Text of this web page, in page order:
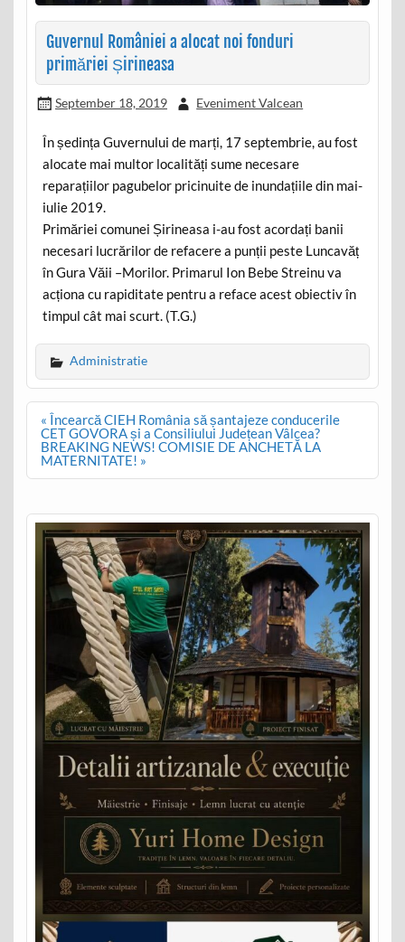
Guvernul României a alocat noi fonduri
primăriei Șirineasa
September 18, 2019 Eveniment Valcean
În ședința Guvernului de marți, 17 septembrie, au fost
alocate mai multor localități sume necesare
reparațiilor pagubelor pricinuite de inundațiile din mai-
iulie 2019.
Primăriei comunei Șirineasa i-au fost acordați banii
necesari lucrărilor de refacere a punții peste Luncavăț
în Gura Văii –Morilor. Primarul Ion Bebe Streinu va
acționa cu rapiditate pentru a reface acest obiectiv în
timpul cât mai scurt. (T.G.)
Administratie
Post
navigation
« Încearcă CIEH România să șantajeze conducerile
CET GOVORA și a Consiliului Județean Vâlcea?
BREAKING NEWS! COMISIE DE ANCHETĂ LA
MATERNITATE! »